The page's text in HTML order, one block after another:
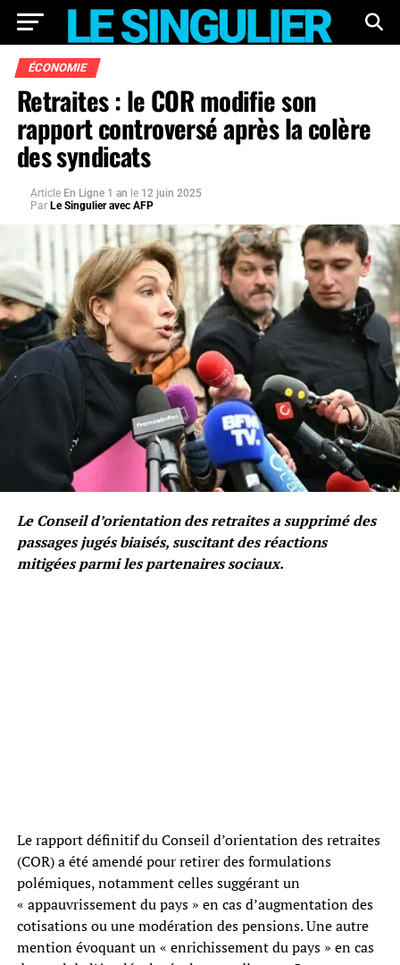
ÉCONOMIE
Retraites : le COR modifie son
rapport controversé après la colère
des syndicats
Article En Ligne 1 an le 12 juin 2025
Par Le Singulier avec AFP
Le Conseil d’orientation des retraites a supprimé des
passages jugés biaisés, suscitant des réactions
mitigées parmi les partenaires sociaux.
Le rapport définitif du Conseil d’orientation des retraites
(COR) a été amendé pour retirer des formulations
polémiques, notamment celles suggérant un
« appauvrissement du pays » en cas d’augmentation des
cotisations ou une modération des pensions. Une autre
mention évoquant un « enrichissement du pays » en cas